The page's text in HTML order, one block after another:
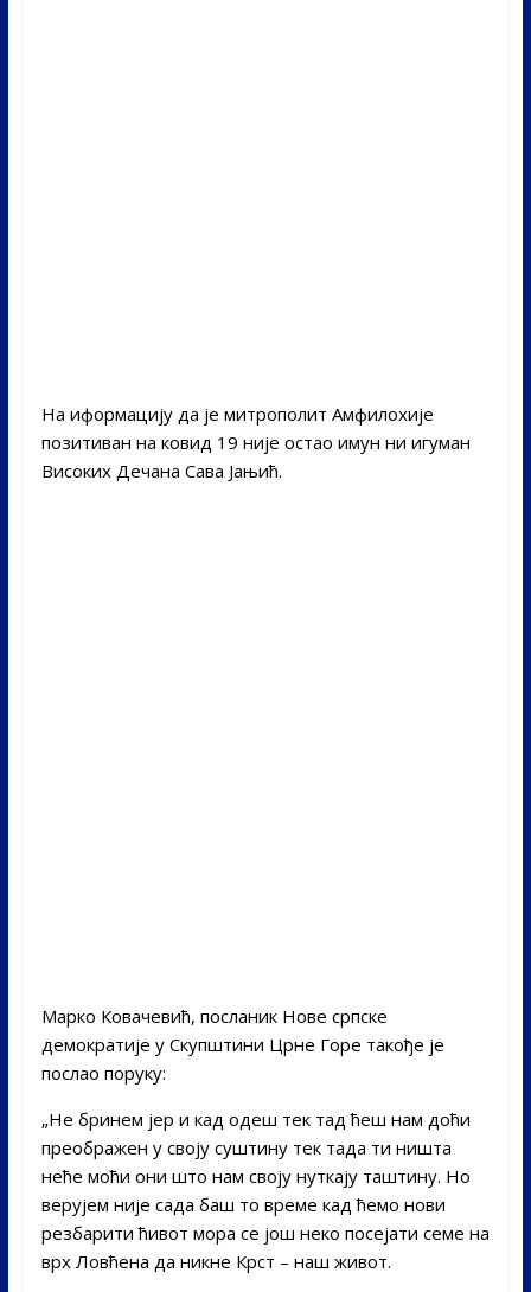
На иформацију да је митрополит Амфилохије
позитиван на ковид 19 није остао имун ни игуман
Високих Дечана Сава Јањић.
Марко Ковачевић, посланик Нове српске
демократије у Скупштини Црне Горе такође је
послао поруку:
„Не бринем јер и кад одеш тек тад ћеш нам доћи
преображен у своју суштину тек тада ти ништа
неће моћи они што нам своју нуткају таштину. Но
верујем није сада баш то време кад ћемо нови
резбарити ћивот мора се још неко посејати семе на
врх Ловћена да никне Крст – наш живот.